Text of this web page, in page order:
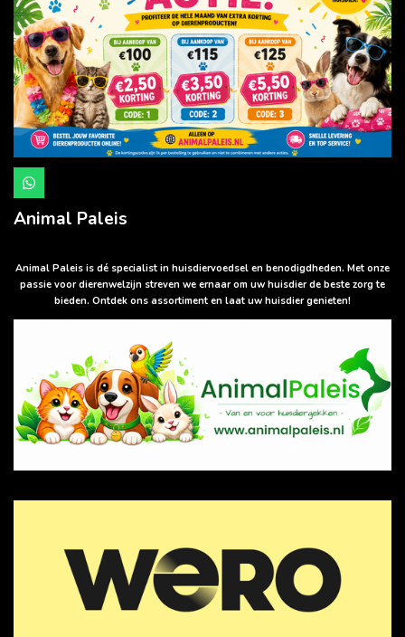
W
h
a
t
p
p
Animal Paleis
Animal Paleis is dé specialist in huisdiervoedsel en benodigdheden. Met onze
passie voor dierenwelzijn streven we ernaar om uw huisdier de beste zorg te
bieden. Ontdek ons assortiment en laat uw huisdier genieten!